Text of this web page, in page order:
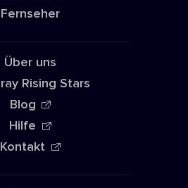
Fernseher
Über uns
Rising Stars
Blog
Hilfe
Kontakt